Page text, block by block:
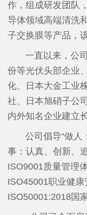
产权优势企业、福
点纳税企业、南平
备企业。
作，组成研发团队
导体领域高端清洗
子交换膜等产品，
在建阳经济开发区
学品项目（省重点
能源领域的高端含
料、湿电子化学品
四个版块。计划投
全氟丁基磺酰氟、
品于2025年1月18
2025年9月试生产
求，一期项目，累
100吨六氟丁二烯
一直以来，公司
份等光伏头部企业
化、日本大金工业
社、日本旭硝子公
内外知名企业建立
公司倡导“做人
事：认真、创新、
ISO9001质量管理
ISO45001职业健康
ISO50001:2018国
融合管理体系贯标